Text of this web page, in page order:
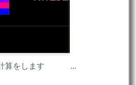
計算をします ...